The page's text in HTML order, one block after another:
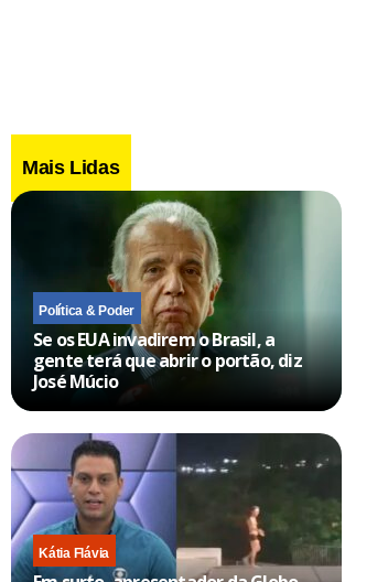
Mais Lidas
Política & Poder
Se os EUA invadirem o Brasil, a
gente terá que abrir o portão, diz
José Múcio
Kátia Flávia